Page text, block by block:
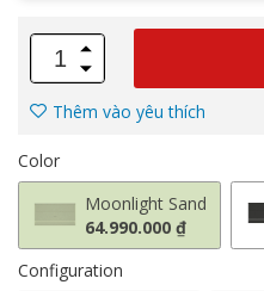
Thêm vào yêu thích
Color
Moonlight Sand
64.990.000 ₫
Configuration